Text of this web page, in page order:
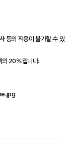
등의 적용이 불가할 수 있
의 20%입니다.